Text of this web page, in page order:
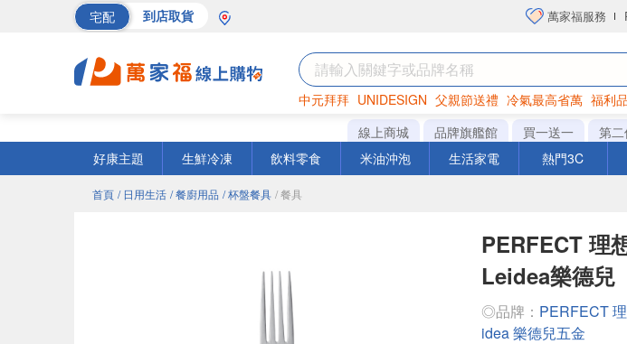
宅配 到店取貨 萬家福服務
中元拜拜 UNIDESIGN 父親節送禮 冷氣最高省萬 福利品
罐頭 海苔 洋芋片
線上商城 品牌旗艦館 買一送一 第
好康主題
生鮮冷凍 飲料零食 米油沖泡 生活家電 熱門3C
首頁 / 日用生活 / 餐廚用品 / 杯盤餐具 / 餐具
PERFECT 理
Leidea樂德兒
◎品牌： PERFECT
idea 樂德兒五金